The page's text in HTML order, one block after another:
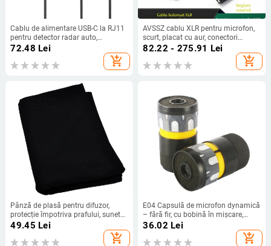
Cablu de alimentare USB-C la RJ11
pentru detector radar auto,
amplificare 5V-12V, lungime 1,5 m,
72.48 Lei
add_shopping_cart
AVSSZ cablu XLR pentru microfon,
scurt, placat cu aur, conectori
masculi-femei, formă de L, FX3
82.22 - 275.91 Lei
add_shopping_cart
Pânză de plasă pentru difuzor,
protecție împotriva prafului, sunet
transparent, accesoriu HiFi, brand
49.45 Lei
add_shopping_cart
E04 Capsulă de microfon dynamică
– fără fir, cu bobină în mișcare,
unidirecțională, Lan Yue
36.02 Lei
add_shopping_cart